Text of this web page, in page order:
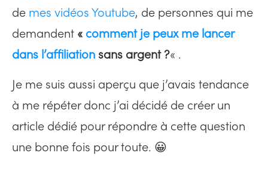
de mes vidéos Youtube, de personnes qui me
demandent « comment je peux me lancer
dans l’affiliation sans argent ?« .
Je me suis aussi aperçu que j’avais tendance
à me répéter donc j’ai décidé de créer un
article dédié pour répondre à cette question
une bonne fois pour toute. 😀